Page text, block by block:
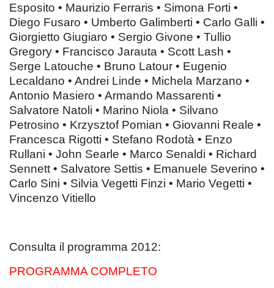
Esposito • Maurizio Ferraris • Simona Forti •
Diego Fusaro • Umberto Galimberti • Carlo Galli •
Giorgietto Giugiaro • Sergio Givone • Tullio
Gregory • Francisco Jarauta • Scott Lash •
Serge Latouche • Bruno Latour • Eugenio
Lecaldano • Andrei Linde • Michela Marzano •
Antonio Masiero • Armando Massarenti •
Salvatore Natoli • Marino Niola • Silvano
Petrosino • Krzysztof Pomian • Giovanni Reale •
Francesca Rigotti • Stefano Rodotà • Enzo
Rullani • John Searle • Marco Senaldi • Richard
Sennett • Salvatore Settis • Emanuele Severino •
Carlo Sini • Silvia Vegetti Finzi • Mario Vegetti •
Vincenzo Vitiello
Consulta il programma 2012:
PROGRAMMA COMPLETO